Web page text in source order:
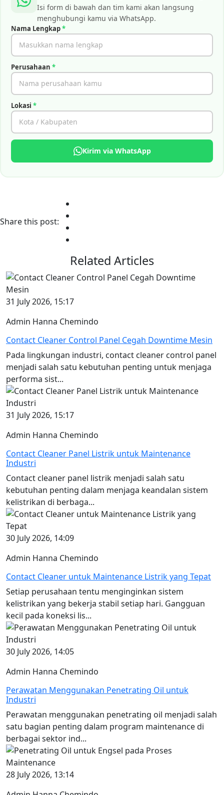
Isi form di bawah dan tim kami akan langsung
menghubungi kamu via WhatsApp.
Nama Lengkap*
Perusahaan *
Lokasi *
Kirim via WhatsApp
Share this post:
Related Articles
31 July 2026, 15:17
Admin Hanna Chemindo
Contact Cleaner Control Panel Cegah Downtime Mesin
Pada lingkungan industri, contact cleaner control panel
menjadi salah satu kebutuhan penting untuk menjaga
performa sist...
31 July 2026, 15:17
Admin Hanna Chemindo
Contact Cleaner Panel Listrik untuk Maintenance
Industri
Contact cleaner panel listrik menjadi salah satu
kebutuhan penting dalam menjaga keandalan sistem
kelistrikan di berbaga...
30 July 2026, 14:09
Admin Hanna Chemindo
Contact Cleaner untuk Maintenance Listrik yang Tepat
Setiap perusahaan tentu menginginkan sistem
kelistrikan yang bekerja stabil setiap hari. Gangguan
kecil pada koneksi lis...
30 July 2026, 14:05
Admin Hanna Chemindo
Perawatan Menggunakan Penetrating Oil untuk
Industri
Perawatan menggunakan penetrating oil menjadi salah
satu bagian penting dalam program maintenance di
berbagai sektor ind...
28 July 2026, 13:14